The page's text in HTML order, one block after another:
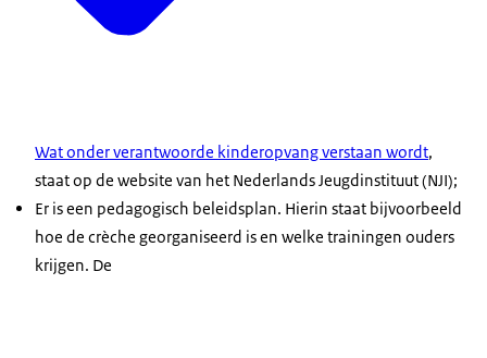
Wat onder verantwoorde kinderopvang verstaan wordt,
staat op de website van het Nederlands Jeugdinstituut (NJI);
Er is een pedagogisch beleidsplan. Hierin staat bijvoorbeeld
hoe de crèche georganiseerd is en welke trainingen ouders
krijgen. De